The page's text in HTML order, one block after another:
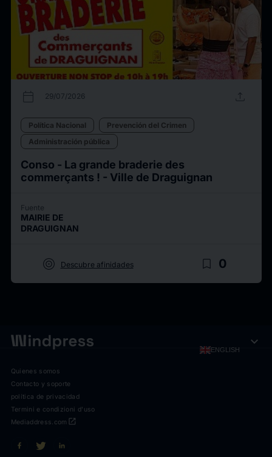
calendar_today 29/07/2026 upload
Política Nacional
Prevención del Crimen
Administración pública
Conso - La grande braderie des
commerçants ! - Ville de Draguignan
Fuente
MAIRIE DE
DRAGUIGNAN
target Descubre afinidades bookmark_border 0
ENGLISH expand_more
Quienes somos
Contacto y soporte
política de privacidad
Termini e condizioni d'uso
open_in_new
Mediaddress.com